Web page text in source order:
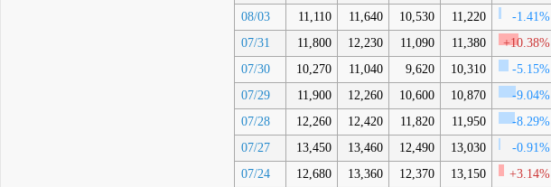
08/03
11,110 11,640 10,530 11,220 -1.41%
07/31
11,800 12,230 11,090 11,380 +10.38%
07/30
10,270 11,040 9,620 10,310 -5.15%
07/29
11,900 12,260 10,600 10,870 -9.04%
07/28
12,260 12,420 11,820 11,950 -8.29%
07/27
13,450 13,460 12,490 13,030 -0.91%
07/24
12,680 13,360 12,370 13,150 +3.14%